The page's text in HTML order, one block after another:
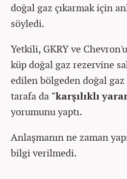
doğal gaz çıkarmak için
söyledi.
Yetkili, GKRY ve
küp doğal gaz rezervine
edilen bölgeden doğal gaz
tarafa da "karşılıklı
yorumunu yaptı.​
Anlaşmanın ne zaman
bilgi verilmedi.